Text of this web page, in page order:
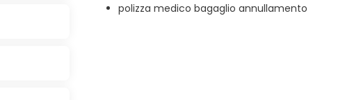
polizza medico bagaglio annullamento